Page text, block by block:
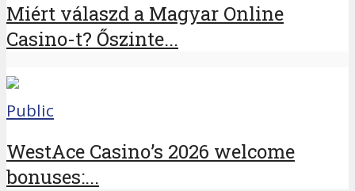
Miért válaszd a Magyar Online
Casino-t? Őszinte...
Public
WestAce Casino’s 2026 welcome
bonuses:...